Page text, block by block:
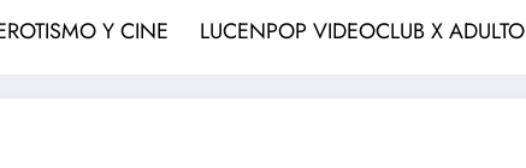
Y CINE LUCENPOP VIDEOCLUB X ADULTO